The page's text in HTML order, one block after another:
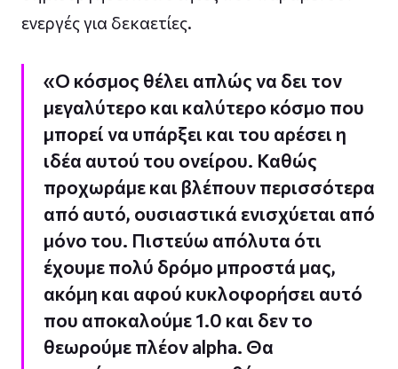
ενεργές για δεκαετίες.
«Ο κόσμος θέλει απλώς να δει τον
μεγαλύτερο και καλύτερο κόσμο που
μπορεί να υπάρξει και του αρέσει η
ιδέα αυτού του ονείρου. Καθώς
προχωράμε και βλέπουν περισσότερα
από αυτό, ουσιαστικά ενισχύεται από
μόνο του. Πιστεύω απόλυτα ότι
έχουμε πολύ δρόμο μπροστά μας,
ακόμη και αφού κυκλοφορήσει αυτό
που αποκαλούμε 1.0 και δεν το
θεωρούμε πλέον alpha. Θα